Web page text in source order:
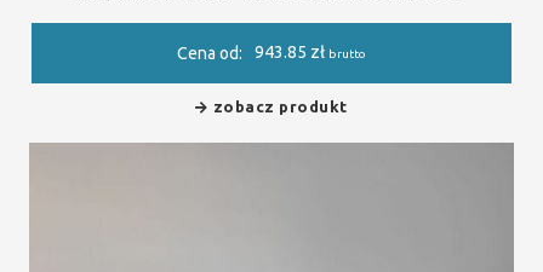
Cena od: 943.85 zł brutto
zobacz produkt